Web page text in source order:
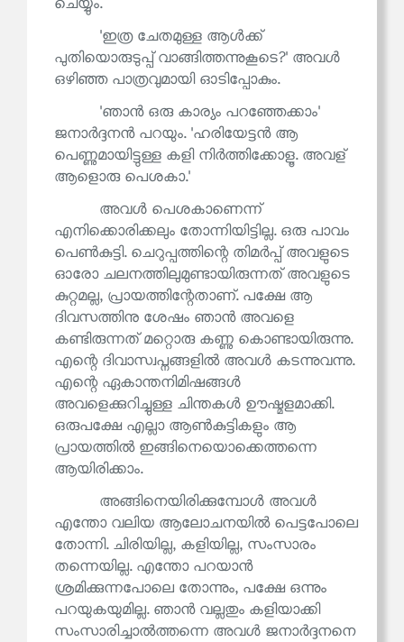
ചെയ്യും.
'ഇത്ര ചേതമുള്ള ആൾക്ക്
പുതിയൊരുടുപ്പ് വാങ്ങിത്തന്നുകൂടെ?' അവൾ
ഒഴിഞ്ഞ പാത്രവുമായി ഓടിപ്പോകും.
'ഞാൻ ഒരു കാര്യം പറഞ്ഞേക്കാം'
ജനാർദ്ദനൻ പറയും. 'ഹരിയേട്ടൻ ആ
പെണ്ണുമായിട്ടുള്ള കളി നിർത്തിക്കോളൂ. അവള്
ആളൊരു പെശകാ.'
അവൾ പെശകാണെന്ന്
എനിക്കൊരിക്കലും തോന്നിയിട്ടില്ല. ഒരു പാവം
പെൺകുട്ടി. ചെറുപ്പത്തിന്റെ തിമർപ്പ് അവളുടെ
ഓരോ ചലനത്തിലുമുണ്ടായിരുന്നത് അവളുടെ
കുറ്റമല്ല, പ്രായത്തിന്റേതാണ്. പക്ഷേ ആ
ദിവസത്തിനു ശേഷം ഞാൻ അവളെ
കണ്ടിരുന്നത് മറ്റൊരു കണ്ണു കൊണ്ടായിരുന്നു.
എന്റെ ദിവാസ്വപ്നങ്ങളിൽ അവൾ കടന്നുവന്നു.
എന്റെ ഏകാന്തനിമിഷങ്ങൾ
അവളെക്കുറിച്ചുള്ള ചിന്തകൾ ഊഷ്മളമാക്കി.
ഒരുപക്ഷേ എല്ലാ ആൺകുട്ടികളും ആ
പ്രായത്തിൽ ഇങ്ങിനെയൊക്കെത്തന്നെ
ആയിരിക്കാം.
അങ്ങിനെയിരിക്കുമ്പോൾ അവൾ
എന്തോ വലിയ ആലോചനയിൽ പെട്ടപോലെ
തോന്നി. ചിരിയില്ല, കളിയില്ല, സംസാരം
തന്നെയില്ല. എന്തോ പറയാൻ
ശ്രമിക്കുന്നപോലെ തോന്നും, പക്ഷേ ഒന്നും
പറയുകയുമില്ല. ഞാൻ വല്ലതും കളിയാക്കി
സംസാരിച്ചാൽത്തന്നെ അവൾ ജനാർദ്ദനനെ